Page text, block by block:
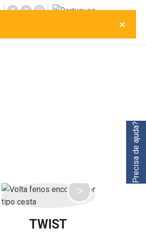
TWIST
Precisa de ajuda?
×